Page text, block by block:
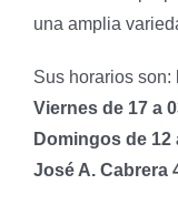
una amplia
Sus horarios son:
Viernes de 17 a
Domingos de 12
José A. Cabrera